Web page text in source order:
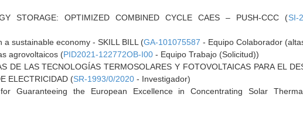
STORAGE: OPTIMIZED COMBINED CYCLE CAES – PUSH-CCC (SI-
sustainable economy - SKILL BILL (GA-101075587 - Equipo Colaborador
agrovoltaicos (PID2021-122772OB-I00 - Equipo Trabajo (Solicitud))
DE LAS TECNOLOGÍAS TERMOSOLARES Y FOTOVOLTAICAS PARA EL
ELECTRICIDAD (SR-1993/0/2020 - Investigador)
Guaranteeing the European Excellence in Concentrating Solar